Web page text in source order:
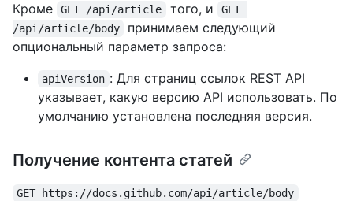
Кроме
GET /api/article того, и
GET
/api/article/body
принимаем следующий
опциональный параметр запроса:
apiVersion : Для страниц ссылок REST API
указывает, какую версию API использовать. По
умолчанию установлена последняя версия.
Получение контента статей
GET https://docs.github.com/api/article/body